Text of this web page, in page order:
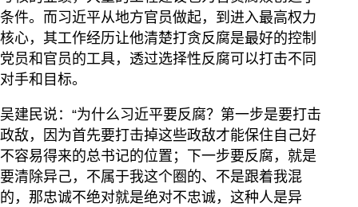
条件。而习近平从地方官员做起，到进入最高权力
核心，其工作经历让他清楚打贪反腐是最好的控制
党员和官员的工具，透过选择性反腐可以打击不同
对手和目标。
吴建民说：“为什么习近平要反腐？第一步是要打击
政敌，因为首先要打击掉这些政敌才能保住自己好
不容易得来的总书记的位置；下一步要反腐，就是
要清除异己，不属于我这个圈的、不是跟着我混
的，那忠诚不绝对就是绝对不忠诚，这种人是异